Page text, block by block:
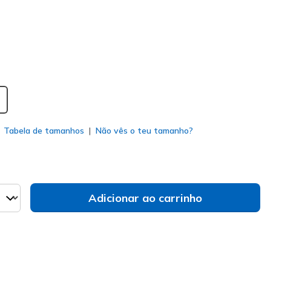
Tabela de tamanhos Não vês o teu tamanho?
Adicionar ao carrinho